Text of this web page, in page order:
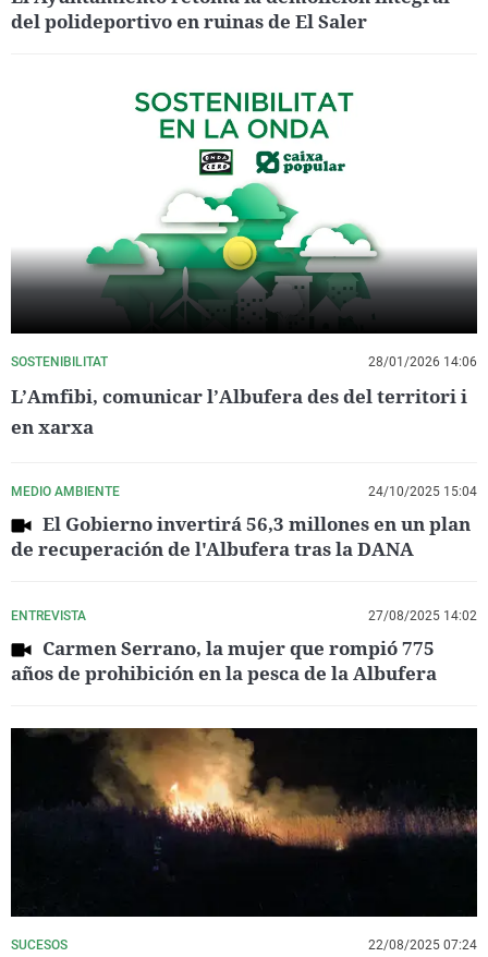
del polideportivo en ruinas de El Saler
SOSTENIBILITAT 28/01/2026 14:06
L’Amfibi, comunicar l’Albufera des del territori i
en xarxa
MEDIO AMBIENTE 24/10/2025 15:04
El Gobierno invertirá 56,3 millones en un plan
de recuperación de l'Albufera tras la DANA
ENTREVISTA 27/08/2025 14:02
Carmen Serrano, la mujer que rompió 775
años de prohibición en la pesca de la Albufera
SUCESOS 22/08/2025 07:24